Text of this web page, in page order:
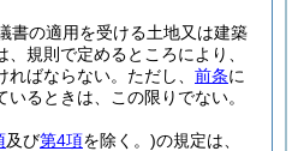
書の適用を受ける土地又は建築
規則で定めるところにより、
ばならない。 ただし、 前条に
るときは、この限りでない。
及び第4項を除く。)の規定は、